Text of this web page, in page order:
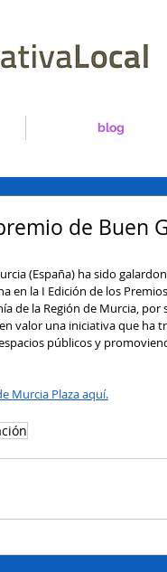
blog
de Buen
(España) ha sido
en la I Edición de los
de la Región de Murcia,
valor una iniciativa que ha
públicos y
Murcia Plaza aquí.